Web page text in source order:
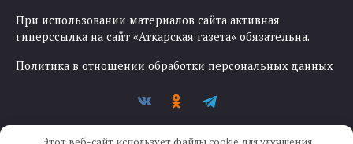
При использовании материалов сайта активная
гиперссылка на сайт «Аткарская газета» обязательна.
Политика в отношении обработки персональных данных